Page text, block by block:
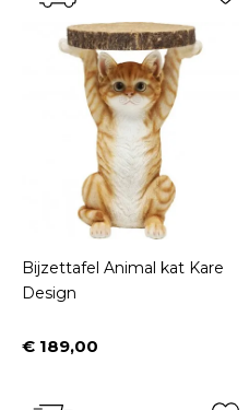
Bijzettafel Animal kat Kare
Design
Prijs
€ 189,00